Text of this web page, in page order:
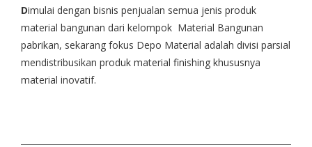
Dimulai dengan bisnis penjualan semua jenis produk
material bangunan dari kelompok Material Bangunan
pabrikan, sekarang fokus Depo Material adalah divisi parsial
mendistribusikan produk material finishing khususnya
material inovatif.